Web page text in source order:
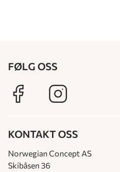
FØLG OSS
KONTAKT OSS
Norwegian Concept AS
Skibåsen 36